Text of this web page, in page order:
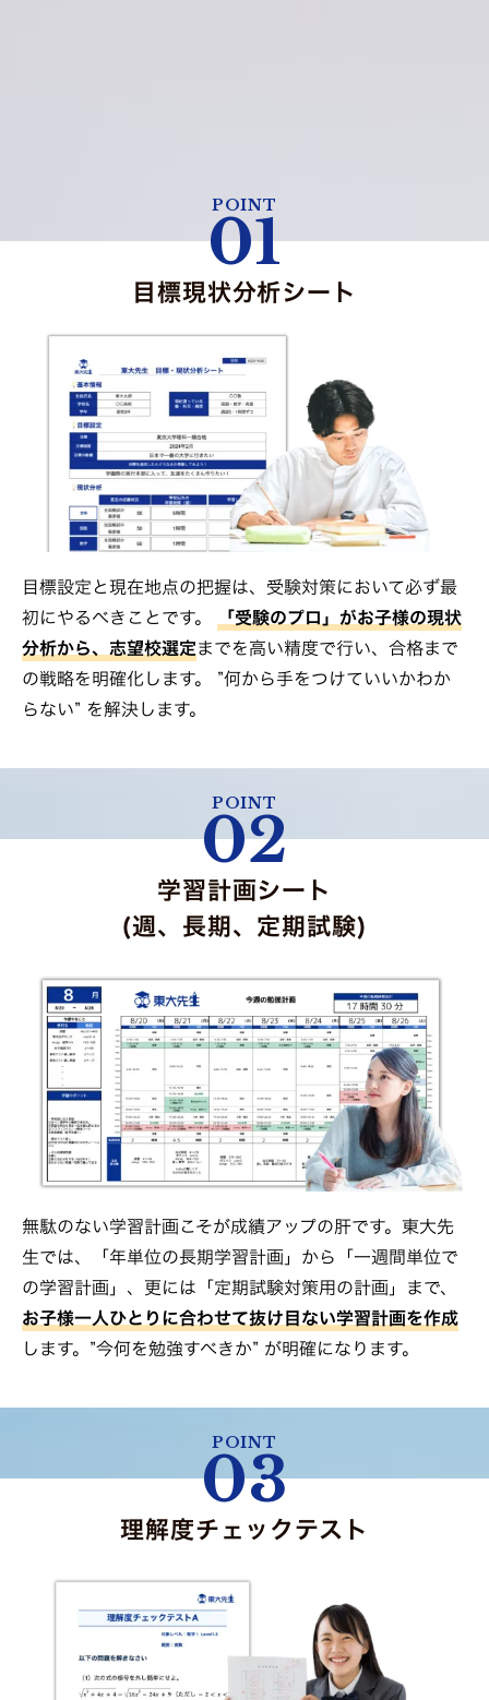
POINT
01
目標現状分析シート
目標設定と現在地点の把握は、受験対策において必ず最
初にやるべきことです。
「受験のプロ」がお子様の現状
分析から、志望校選定までを高い精度で行い、合格まで
の戦略を明確化します。 ”何から手をつけていいかわか
らない” を解決します。
POINT
02
学習計画シート
(週、長期、定期試験)
無駄のない学習計画こそが成績アップの肝です。東大先
生では、「年単位の長期学習計画」から「一週間単位で
の学習計画」、更には「定期試験対策用の計画」まで、
お子様一人ひとりに合わせて抜け目ない学習計画を作成
します。”今何を勉強すべきか” が明確になります。
POINT
03
理解度チェックテスト